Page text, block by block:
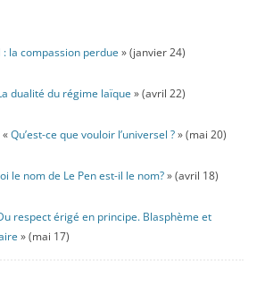
: la compassion perdue » (janvier 24)
dualité du régime laïque » (avril 22)
Qu’est-ce que vouloir l’universel ?» (mai 20)
le nom de Le Pen est-il le nom?» (avril 18)
respect érigé en principe. Blasphème et
» (mai 17)